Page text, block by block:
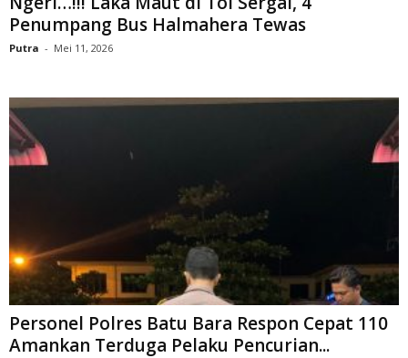
Penumpang Bus Halmahera Tewas
Putra - Mei 11, 2026
Personel Polres Batu Bara Respon Cepat 110
Amankan Terduga Pelaku Pencurian...